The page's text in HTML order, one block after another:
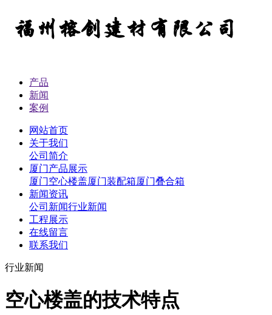
产品
新闻
案例
网站首页
关于我们
公司简介
厦门产品展示
厦门空心楼盖厦门装配箱厦门叠合箱
新闻资讯
公司新闻行业新闻
工程展示
在线留言
联系我们
行业新闻
空心楼盖的技术特点